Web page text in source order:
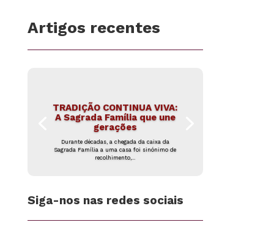
Artigos recentes
TRADIÇÃO CONTINUA VIVA:
A Sagrada Família que une
gerações
Durante décadas, a chegada da caixa da
Sagrada Família a uma casa foi sinónimo de
recolhimento,...
Siga-nos nas redes sociais